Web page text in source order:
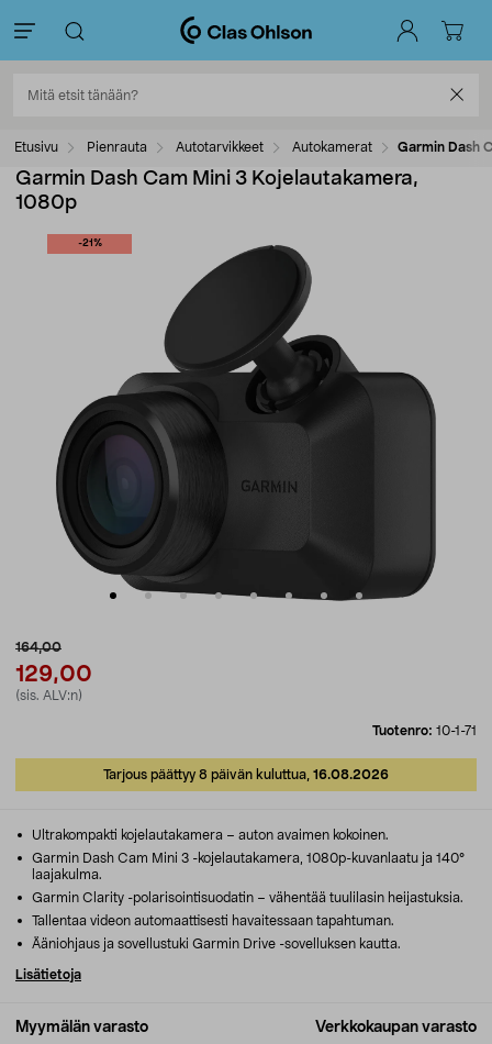
Etusivu Pienrauta Autotarvikkeet Autokamerat Garmin Dash
Garmin Dash Cam Mini 3 Kojelautakamera,
1080p
-21%
164,00
129,00
(sis. ALV:n)
Tuotenro: 10-1-71
Tarjous päättyy 8 päivän kuluttua, 16.08.2026
Myymälän varasto Verkkokaupan varasto
Ultrakompakti kojelautakamera – auton avaimen kokoinen.
Garmin Dash Cam Mini 3 -kojelautakamera, 1080p-kuvanlaatu ja 140°
laajakulma.
Garmin Clarity -polarisointisuodatin – vähentää tuulilasin heijastuksia.
Tallentaa videon automaattisesti havaitessaan tapahtuman.
Ääniohjaus ja sovellustuki Garmin Drive -sovelluksen kautta.
Lisätietoja